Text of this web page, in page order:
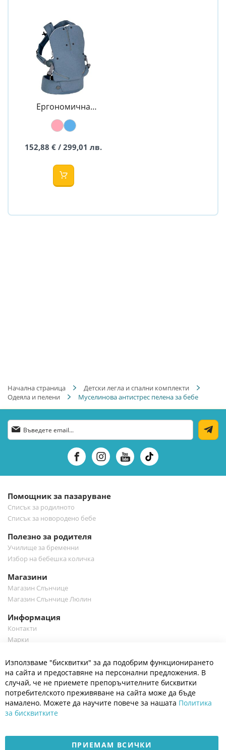
Начална страница
Детски легла и спални комплекти
Одеяла и пелени
Муселинова антистрес пелена за бебе
Ергономична
раница Haven -
Premium leaf -
152,88 € / 299,01 лв.
Абонирай
се
бюлетин:
Помощник за пазаруване
Списък за родилното
Списък за новородено бебе
Полезно за родителя
Училище за бременни
Избор на бебешка количка
Магазини
Магазин Слънчице
Магазин Слънчице Люлин
Информация
Контакти
Марки
Полезно
Общи условия
Политика за поверителност
Платформа за OPC
Доставка и плащане
Използваме "бисквитки" за да подобрим функционирането
на сайта и предоставяне на персонални предложения. В
случай, че не приемете препоръчителните бисквитки
потребителското преживяване на сайта може да бъде
намалено. Можете да научите повече за нашата Политика
за бисквитките
ПРИЕМАМ ВСИЧКИ